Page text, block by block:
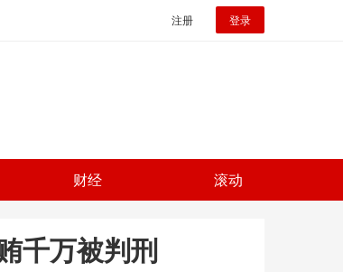
注册 登录
财经 滚动
千万被判刑